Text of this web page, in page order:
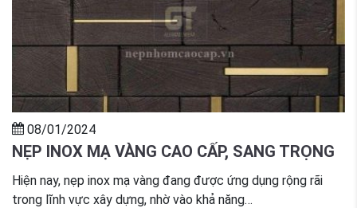
08/01/2024
NẸP INOX MẠ VÀNG CAO CẤP, SANG TRỌNG
Hiện nay, nẹp inox mạ vàng đang được ứng dụng rộng rãi
trong lĩnh vực xây dựng, nhờ vào khả năng…